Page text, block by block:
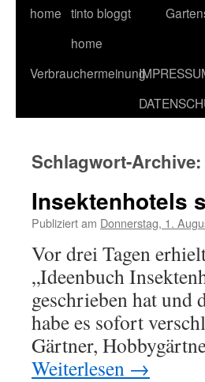
home tinto bloggt
home
Verbrauchermeinung
Schlagwort-Archive:
Insektenhotels
Publiziert am Donnerstag, 1.
Vor drei Tagen
„Ideenbuch
geschrieben hat und
habe es sofort
Gärtner,
Weiterlesen →